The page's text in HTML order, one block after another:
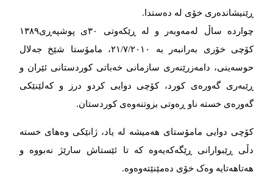
ڕێنیشاندەری خۆی لە دەستدا.
چواردە ساڵ لەمەوبەر و لە ڕێکەوتی ٣٠ی پوشپەڕی١٣٨٩
کۆچی خۆری بەرانبەر بە ٢١/٧/٢٠١٠، مامۆستا شێخ جەلال
حوسەینی، دامەزرێنەری سازمانی خەباتی کوردستانی ئێران و
ڕێبەری گەورەی کورد، کۆچی دوایی کردو درز و کەلێنێکی
گەورەی خستە ناو ڕەوتی بزوتنەوەی کوردستان.
کۆچی دوایی مامۆستای هەمیشە لە یاد، ژانێکی وەهای خستە
دڵی ڕێبوارانی ڕێگەكەیەوە كە تا ئێستاش سارێژ نەبووە و
هەتاهەتایە وەک خۆی دەمێنێتەوەوە.